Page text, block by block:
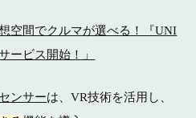
空間でクルマが選べる！『UNI
ービス開始！」
ンサーは、VR技術を活用し、